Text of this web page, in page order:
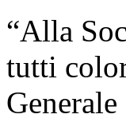
“Alla
tutti